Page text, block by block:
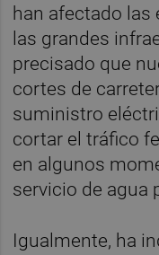
han afectado las
las grandes
precisado que
cortes de
suministro
cortar el tráfico
en algunos
servicio de agua
Igualmente, ha